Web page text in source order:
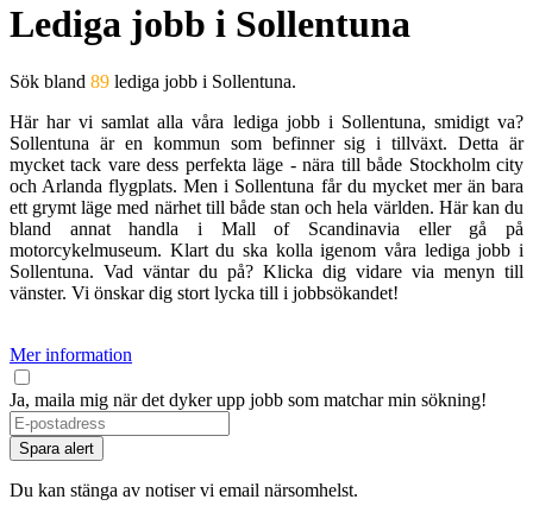
Lediga jobb i Sollentuna
Sök bland 89 lediga jobb i Sollentuna.
Här har vi samlat alla våra lediga jobb i Sollentuna, smidigt va?
Sollentuna är en kommun som befinner sig i tillväxt. Detta är
mycket tack vare dess perfekta läge - nära till både Stockholm city
och Arlanda flygplats. Men i Sollentuna får du mycket mer än bara
ett grymt läge med närhet till både stan och hela världen. Här kan du
bland annat handla i Mall of Scandinavia eller gå på
motorcykelmuseum. Klart du ska kolla igenom våra lediga jobb i
Sollentuna. Vad väntar du på? Klicka dig vidare via menyn till
vänster. Vi önskar dig stort lycka till i jobbsökandet!
Mer information
Ja, maila mig när det dyker upp jobb som matchar min sökning!
Spara alert
Du kan stänga av notiser vi email närsomhelst.